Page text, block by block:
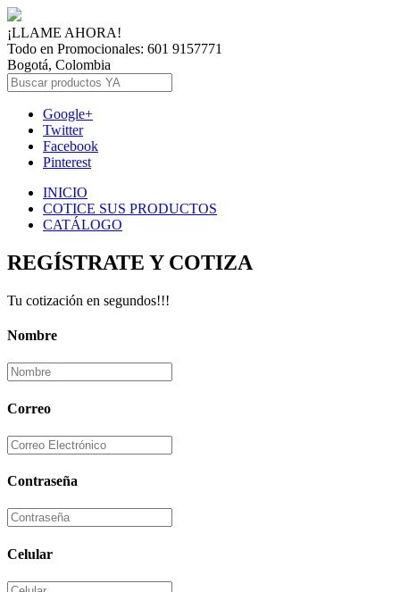
¡LLAME AHORA!
Todo en Promocionales: 601 9157771
Bogotá, Colombia
Google+
Twitter
Facebook
Pinterest
INICIO
COTICE SUS PRODUCTOS
CATÁLOGO
REGÍSTRATE Y COTIZA
Tu cotización en segundos!!!
Nombre
Correo
Contraseña
Celular